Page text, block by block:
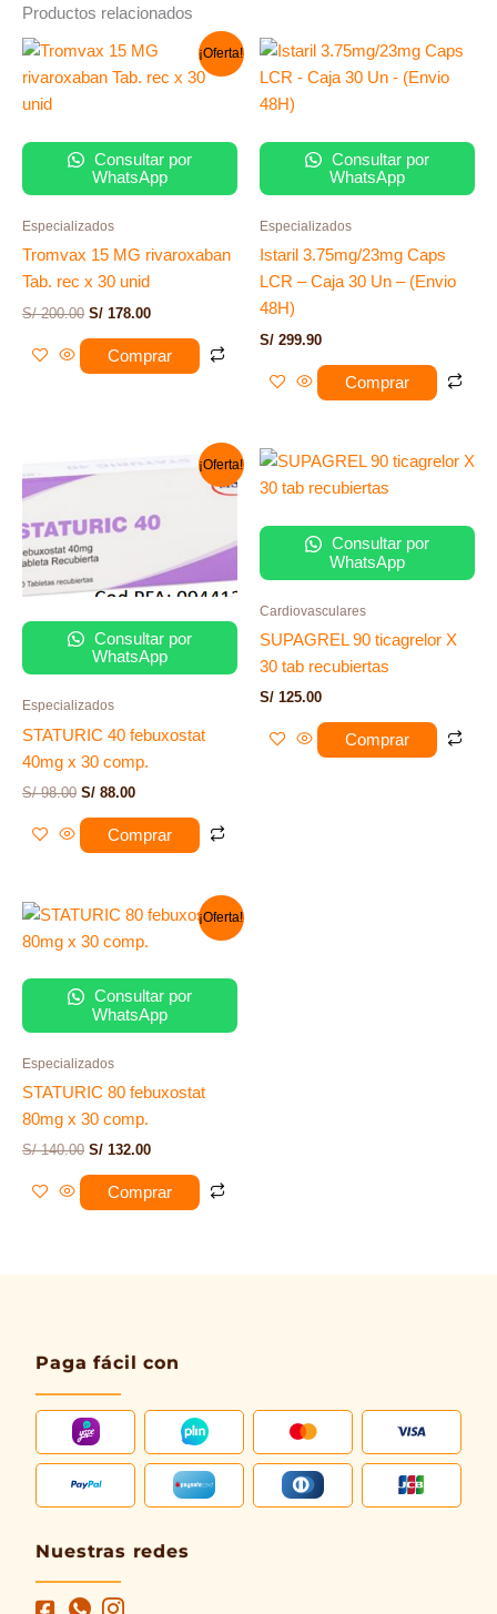
Productos relacionados
¡Oferta!
Consultar por
WhatsApp
Especializados
Tromvax 15 MG rivaroxaban
Tab. rec x 30 unid
S/200.00
El
original
S/ 178.00
El
actual
Comprar
Consultar por
WhatsApp
Especializados
Istaril 3.75mg/23mg Caps
LCR – Caja 30 Un – (Envio
48H)
S/ 299.90
Comprar
¡Oferta!
Consultar por
WhatsApp
Especializados
STATURIC 40 febuxostat
40mg x 30 comp.
S/98.00
precio
S/ 98.00.
S/ 88.00
es:
S/ 88.00.
Comprar
Consultar por
WhatsApp
Cardiovasculares
SUPAGREL 90 ticagrelor X
30 tab recubiertas
S/ 125.00
Comprar
¡Oferta!
Consultar por
WhatsApp
Especializados
STATURIC 80 febuxostat
80mg x 30 comp.
S/140.00
El
original
S/ 132.00
El
Comprar
Paga fácil con
Nuestras redes